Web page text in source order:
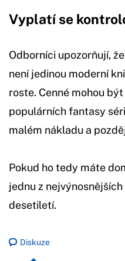
Vyplatí se
Odborníci upozorňují,
není jedinou moderní
roste. Cenné mohou
populárních fantasy
malém nákladu a
Pokud ho tedy máte
jednu z
desetiletí.
Diskuze